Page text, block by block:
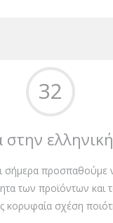
32
σήμερα προσπαθούμε
των προϊόντων και
κορυφαία σχέση